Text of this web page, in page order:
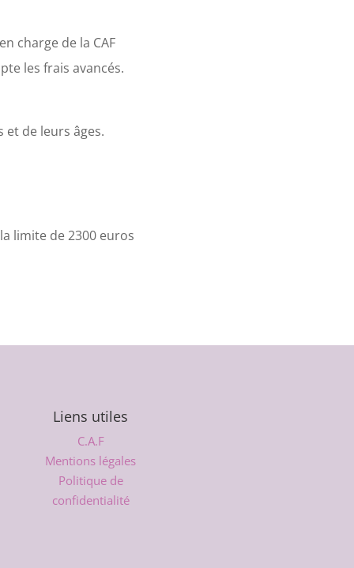
charge de la CAF
les frais avancés.
de leurs âges.
limite de 2300 euros
Liens utiles
C.A.F
Mentions légales
Politique de
confidentialité